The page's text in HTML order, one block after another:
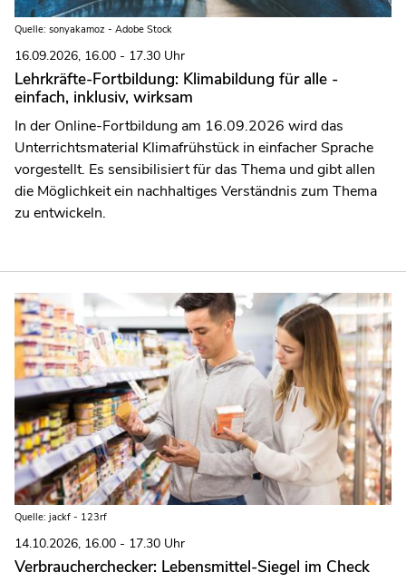
Quelle: sonyakamoz - Adobe Stock
16.09.2026, 16.00 - 17.30 Uhr
Lehrkräfte-Fortbildung: Klimabildung für alle -
einfach, inklusiv, wirksam
In der Online-Fortbildung am 16.09.2026 wird das
Unterrichtsmaterial Klimafrühstück in einfacher Sprache
vorgestellt. Es sensibilisiert für das Thema und gibt allen
die Möglichkeit ein nachhaltiges Verständnis zum Thema
zu entwickeln.
Quelle: jackf - 123rf
14.10.2026, 16.00 - 17.30 Uhr
Verbraucherchecker: Lebensmittel-Siegel im Check